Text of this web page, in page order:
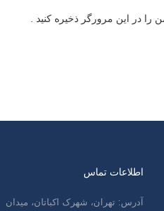
را در این مرورگر ذخیره کنید .
اطلاعات تماس
آدرس: تهران، شهرک اکباتان، میدان